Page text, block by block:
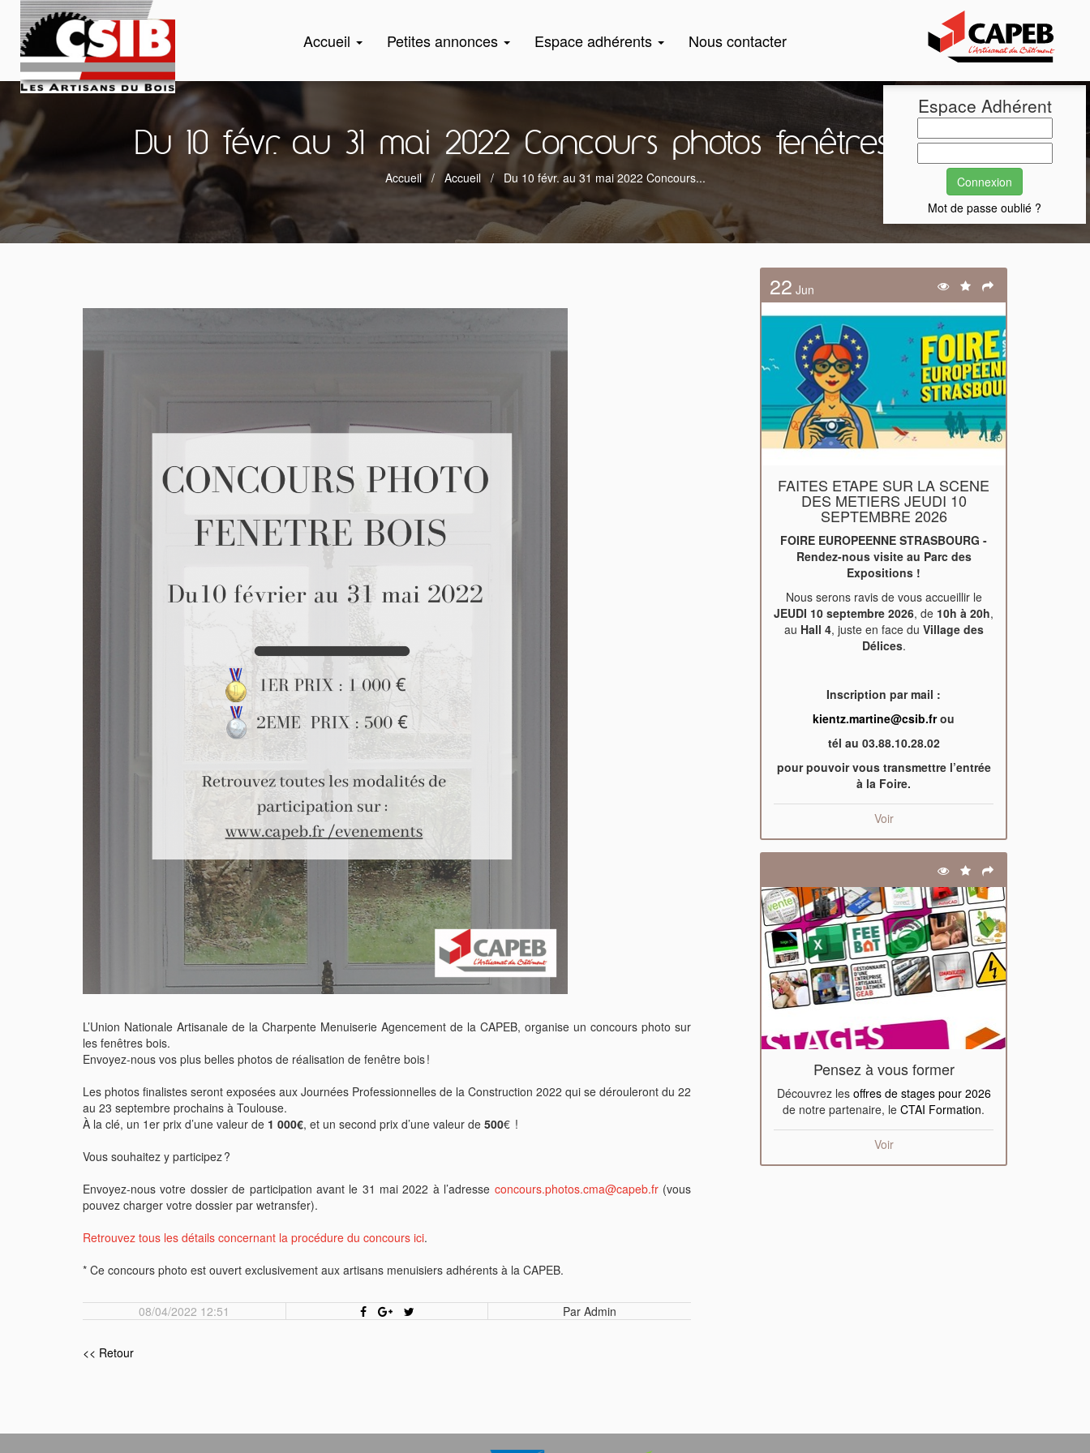
Accueil Petites annonces Espace adhérents Nous contacter
Espace Adhérent
Mot de passe oublié ?
Du 10 févr. au 31 mai 2022 Concours photos fenêtres bois
Accueil Accueil Du 10 févr. au 31 mai 2022 Concours...
L’Union Nationale Artisanale de la Charpente Menuiserie Agencement de la CAPEB, organise un concours photo sur
les fenêtres bois.
Envoyez-nous vos plus belles photos de réalisation de fenêtre bois !
Les photos finalistes seront exposées aux Journées Professionnelles de la Construction 2022 qui se dérouleront du 22
au 23 septembre prochains à Toulouse.
À la clé, un 1er prix d’une valeur de 1 000€, et un second prix d’une valeur de 500€ !
Vous souhaitez y participez ?
Envoyez-nous votre dossier de participation avant le 31 mai 2022 à l’adresse concours.photos.cma@capeb.fr(vous
pouvez charger votre dossier par wetransfer).
Retrouvez tous les détails concernant la procédure du concours ici.
* Ce concours photo est ouvert exclusivement aux artisans menuisiers adhérents à la CAPEB.
08/04/2022 12:51 Par Admin
<< Retour
22 Jun
FAITES ETAPE SUR LA SCENE
DES METIERS JEUDI 10
SEPTEMBRE 2026
FOIRE EUROPEENNE STRASBOURG -
Rendez-nous visite au Parc des
Expositions !
Nous serons ravis de vous accueillir le
JEUDI 10 septembre 2026, de 10h à 20h,
au Hall 4, juste en face du Village des
Délices.
Inscription par mail :
kientz.martine@csib.frou
tél au 03.88.10.28.02
pour pouvoir vous transmettre l’entrée
à la Foire.
Voir
Pensez à vous former
Découvrez les offres de stages pour 2026
de notre partenaire, le CTAI Formation.
Voir